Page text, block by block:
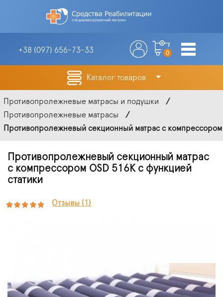
+38 (097) 656-73-33 0
Каталог товаров
Противопролежневые матрасы и подушки
Противопролежневые матрасы
Противопролежневый секционный матрас с компрессором
Противопролежневый секционный матрас
с компрессором OSD 516K с функцией
статики
Отзывы (1)